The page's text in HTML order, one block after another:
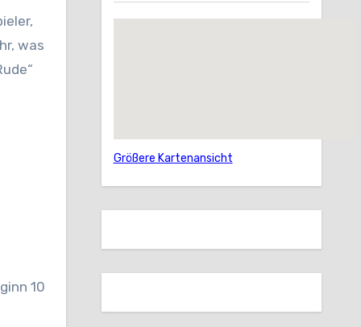
was
10
Größere Kartenansicht